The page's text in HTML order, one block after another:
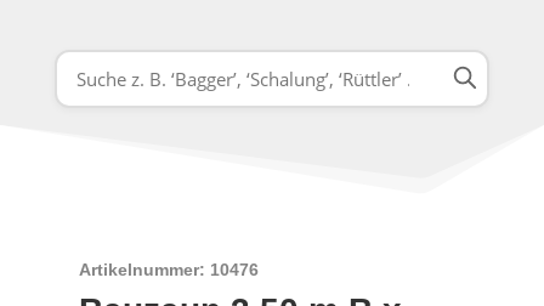
Artikelnummer: 10476